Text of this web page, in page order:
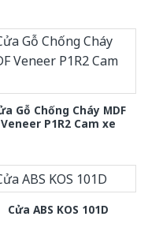
Gỗ Chống Cháy MDF
Veneer P1R2 Cam xe
Cửa ABS KOS 101D